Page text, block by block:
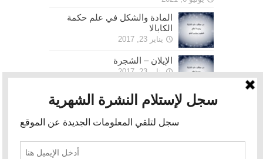
المادة والشكل في علم حكمة
الكابالا
يناير 23, 2017
الإيلان – الشجرة
يناير 23, 2017
الحرية